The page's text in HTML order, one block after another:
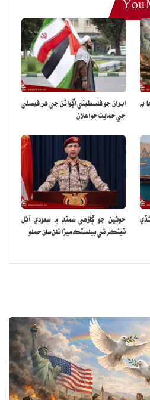
You
به
ايران جو فلسطيني اڳواڻن جي هر فيصلي
جي حمايت جو اعلان
ٿڏي
حوثين جو ڳاڙهي سمنڊ ۾ سعودي آئل
ٽينڪر تي بيلسٽڪ ميزائلن سان حملو